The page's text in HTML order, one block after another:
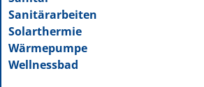
Sanitärarbeiten
Solarthermie
Wärmepumpe
Wellnessbad